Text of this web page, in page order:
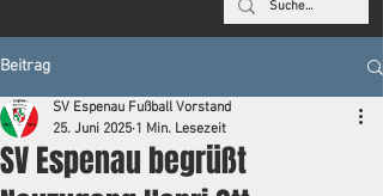
Beitrag
SV Espenau begrüßt
SV Espenau Fußball Vorstand
25. Juni 2025 1 Min. Lesezeit